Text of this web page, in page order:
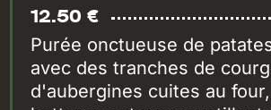
12.50 €
Purée onctueuse de
avec des tranches de
d'aubergines cuites au